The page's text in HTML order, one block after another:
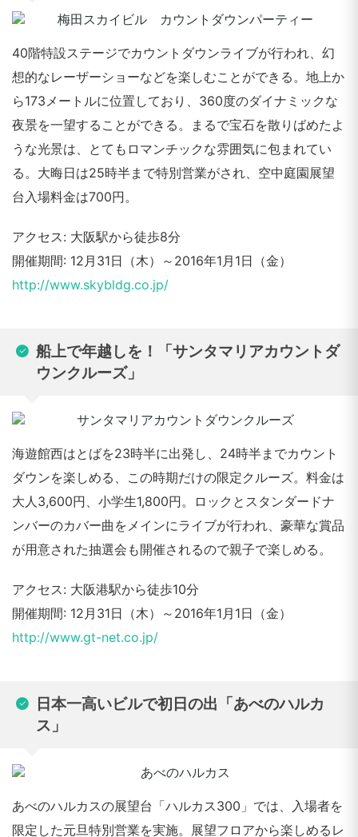
40階特設ステージでカウントダウンライブが行われ、幻
想的なレーザーショーなどを楽しむことができる。地上か
ら173メートルに位置しており、360度のダイナミックな
夜景を一望することができる。まるで宝石を散りばめたよ
うな光景は、とてもロマンチックな雰囲気に包まれてい
る。大晦日は25時半まで特別営業がされ、空中庭園展望
台入場料金は700円。
アクセス: 大阪駅から徒歩8分
開催期間: 12月31日（木）～2016年1月1日（金）
http://www.skybldg.co.jp/
船上で年越しを！「サンタマリアカウントダ
ウンクルーズ」
海遊館西はとばを23時半に出発し、24時半までカウント
ダウンを楽しめる、この時期だけの限定クルーズ。料金は
大人3,600円、小学生1,800円。ロックとスタンダードナ
ンバーのカバー曲をメインにライブが行われ、豪華な賞品
が用意された抽選会も開催されるので親子で楽しめる。
アクセス: 大阪港駅から徒歩10分
開催期間: 12月31日（木）～2016年1月1日（金）
http://www.gt-net.co.jp/
日本一高いビルで初日の出「あべのハルカ
ス」
あべのハルカスの展望台「ハルカス300」では、入場者を
限定した元旦特別営業を実施。展望フロアから楽しめるレ